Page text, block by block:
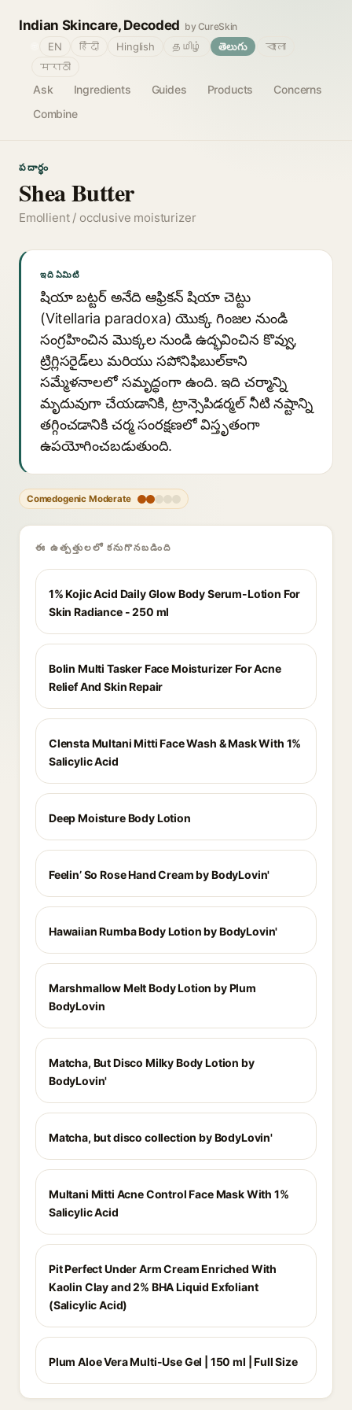
Indian Skincare, Decoded by CureSkin
Ask Ingredients Guides Products
Concerns
Combine
EN हिंदी Hinglish தமிழ் తెలుగు
বাংলা
मराठी
పదార్థం
Shea Butter
Emollient / occlusive moisturizer
ఇది ఏమిటి
షియా బట్టర్ అనేది ఆఫ్రికన్ షియా చెట్టు
(Vitellaria paradoxa) యొక్క గింజల నుండి
సంగ్రహించిన మొక్కల నుండి ఉద్భవించిన కొవ్వు,
ట్రిగ్లిసరైడ్‌లు మరియు సపోనిఫిబుల్‌కాని
సమ్మేళనాలలో సమృద్ధంగా ఉంది. ఇది చర్మాన్ని
మృదువుగా చేయడానికి, ట్రాన్సెపిడర్మల్ నీటి నష్టాన్ని
తగ్గించడానికి చర్మ సంరక్షణలో విస్తృతంగా
ఉపయోగించబడుతుంది.
Comedogenic Moderate
ఈ ఉత్పత్తులలో కనుగొనబడింది
1% Kojic Acid Daily Glow Body Serum-Lotion For
Skin Radiance - 250 ml
Bolin Multi Tasker Face Moisturizer For Acne
Relief And Skin Repair
Clensta Multani Mitti Face Wash & Mask With 1%
Salicylic Acid
Deep Moisture Body Lotion
Feelin’ So Rose Hand Cream by BodyLovin'
Hawaiian Rumba Body Lotion by BodyLovin'
Marshmallow Melt Body Lotion by Plum
BodyLovin
Matcha, But Disco Milky Body Lotion by
BodyLovin'
Matcha, but disco collection by BodyLovin'
Multani Mitti Acne Control Face Mask With 1%
Salicylic Acid
Pit Perfect Under Arm Cream Enriched With
Kaolin Clay and 2% BHA Liquid Exfoliant
(Salicylic Acid)
Plum Aloe Vera Multi-Use Gel | 150 ml | Full Size